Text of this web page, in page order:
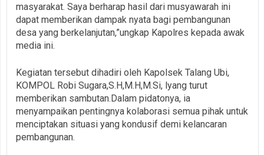
masyarakat. Saya berharap hasil dari musyawarah ini
dapat memberikan dampak nyata bagi pembangunan
desa yang berkelanjutan,”ungkap Kapolres kepada awak
media ini.
Kegiatan tersebut dihadiri oleh Kapolsek Talang Ubi,
KOMPOL Robi Sugara,S.H,M.H,M.Si, lyang turut
memberikan sambutan.Dalam pidatonya, ia
menyampaikan pentingnya kolaborasi semua pihak untuk
menciptakan situasi yang kondusif demi kelancaran
pembangunan.